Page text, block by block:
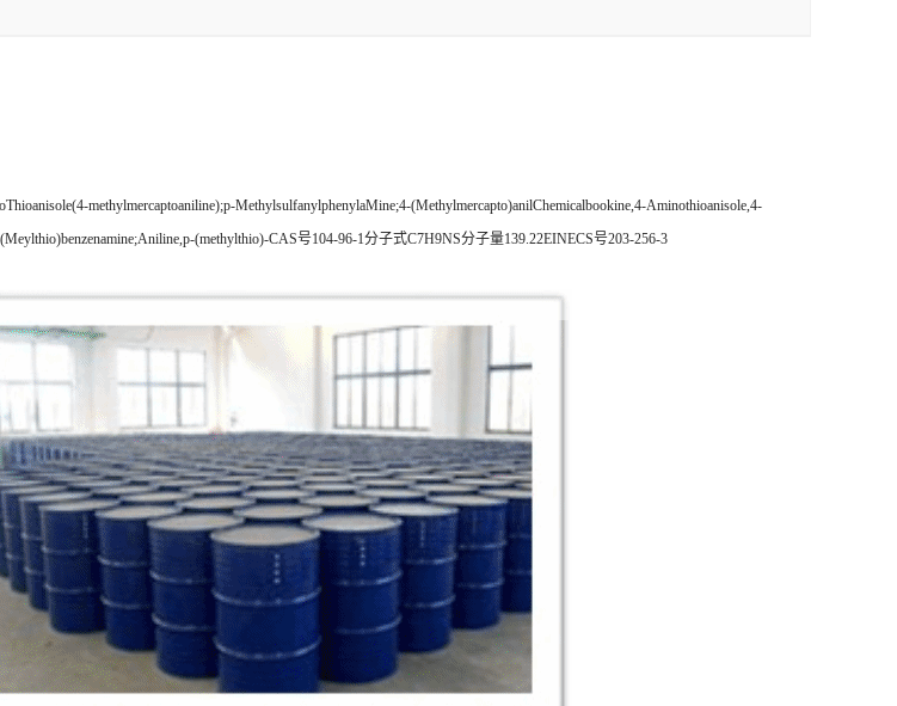
methylmercaptoaniline);p-MethylsulfanylphenylaMine;4-(Methylmercapto)anilChemicalbookine,4-Aminothioanisole,4-
(methylthio)-CAS号104-96-1分子式C7H9NS分子量139.22EINECS号203-256-3